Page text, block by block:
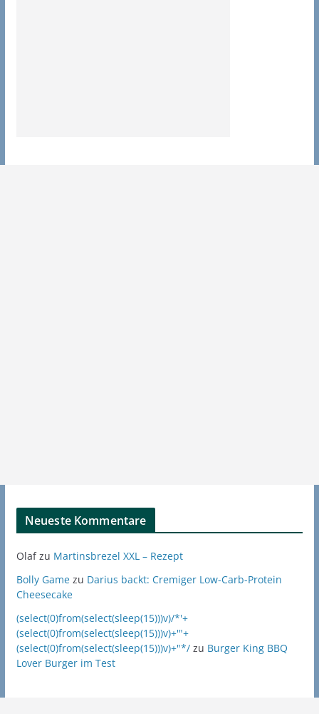
Neueste Kommentare
Olafzu Martinsbrezel XXL – Rezept
Bolly Gamezu Darius backt: Cremiger Low-Carb-Protein
Cheesecake
(select(0)from(select(sleep(15)))v)/*'+
(select(0)from(select(sleep(15)))v)+'"+
(select(0)from(select(sleep(15)))v)+"*/zu Burger King BBQ
Lover Burger im Test